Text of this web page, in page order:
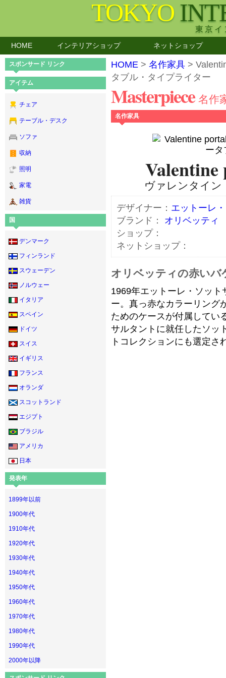
TOKYO
東京イ
HOME インテリアショップ ネットショップ
スポンサード リンク
アイテム
チェア
テーブル・デスク
ソファ
収納
照明
家電
雑貨
国
デンマーク
フィンランド
スウェーデン
ノルウェー
イタリア
スペイン
ドイツ
スイス
イギリス
フランス
オランダ
スコットランド
エジプト
ブラジル
アメリカ
日本
発表年
1899年以前
1900年代
1910年代
1920年代
1930年代
1940年代
1950年代
1960年代
1970年代
1980年代
1990年代
2000年以降
HOME > 名作家具 >
タブル・タイプライター
Masterpiece 名作
名作家具
ヴァレンタイン
デザイナー： エットーレ
ブランド： オリベッティ
ショップ：
ネットショップ：
オリベッティの赤いバ
1969年エットーレ・ソッ
ー。真っ赤なカラーリング
ためのケースが付属してい
サルタントに就任したソッ
トコレクションにも選定さ